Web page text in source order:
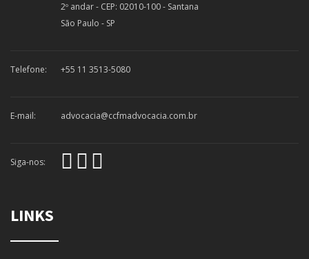
2º andar - CEP: 02010-100 - Santana
São Paulo - SP
Telefone: +55 11 3513-5080
E-mail: advocacia@ccfmadvocacia.com.br
Siga-nos:
LINKS